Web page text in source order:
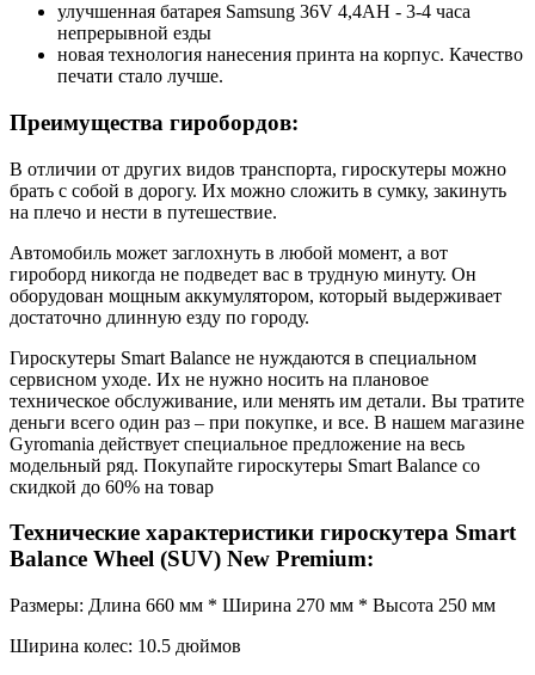
улучшенная батарея Samsung 36V 4,4AH - 3-4 часа
непрерывной езды
новая технология нанесения принта на корпус. Качество
печати стало лучше.
Преимущества гиробордов:
В отличии от других видов транспорта, гироскутеры можно
брать с собой в дорогу. Их можно сложить в сумку, закинуть
на плечо и нести в путешествие.
Автомобиль может заглохнуть в любой момент, а вот
гироборд никогда не подведет вас в трудную минуту. Он
оборудован мощным аккумулятором, который выдерживает
достаточно длинную езду по городу.
Гироскутеры Smart Balance не нуждаются в специальном
сервисном уходе. Их не нужно носить на плановое
техническое обслуживание, или менять им детали. Вы тратите
деньги всего один раз – при покупке, и все. В нашем магазине
Gyromania действует специальное предложение на весь
модельный ряд. Покупайте гироскутеры Smart Balance со
скидкой до 60% на товар
Технические характеристики гироскутера Smart
Balance Wheel (SUV) New Premium:
Размеры: Длина 660 мм * Ширина 270 мм * Высота 250 мм
Ширина колес: 10.5 дюймов